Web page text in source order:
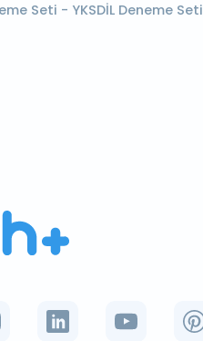
Seti - YKSDİL Deneme Seti